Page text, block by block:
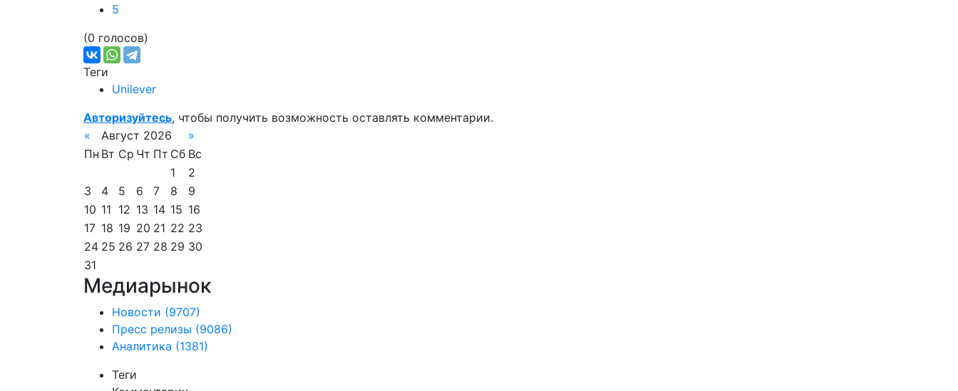
5
(0 голосов)
Теги
Unilever
Авторизуйтесь, чтобы получить возможность оставлять комментарии.
«
Август 2026
»
Пн Вт Ср Чт Пт Сб Вс
1
2
3
4 5 6 7 8
9
10 11 12 13 14 15 16
17 18 19 20 21 22 23
24 25 26 27 28 29 30
31
Медиарынок
Новости (9707)
Пресс релизы (9086)
Аналитика (1381)
Теги